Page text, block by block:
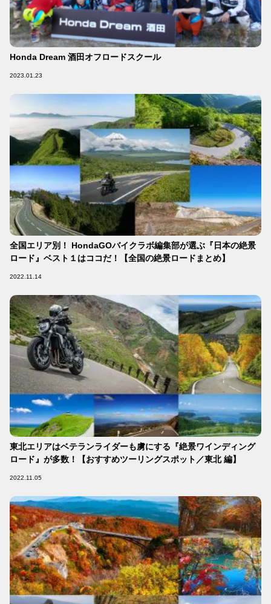
Honda Dream 酒田オフロードスクール
2023.01.23
全国エリア別！ HondaGOバイクラボ編集部が選ぶ『日本の絶景
ロード』ベスト１はココだ！【全国の絶景ロードまとめ】
2022.11.14
東北エリアはベテランライダーも虜にする『絶景ワインディング
ロード』が多数！【おすすめツーリングスポット／東北 編】
2022.11.05